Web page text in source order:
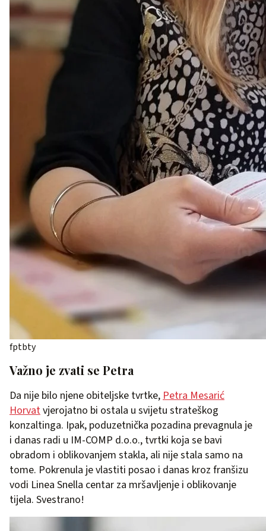
fptbty
Važno je zvati se Petra
Da nije bilo njene obiteljske tvrtke,Petra Mesarić
Horvatvjerojatno bi ostala u svijetu strateškog
konzaltinga. Ipak, poduzetnička pozadina prevagnula je
i danas radi u IM-COMP d.o.o., tvrtki koja se bavi
obradom i oblikovanjem stakla, ali nije stala samo na
tome. Pokrenula je vlastiti posao i danas kroz franšizu
vodi Linea Snella centar za mršavljenje i oblikovanje
tijela. Svestrano!